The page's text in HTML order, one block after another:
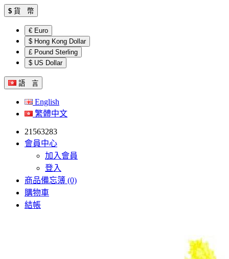
$ 貨 幣
€ Euro
$ Hong Kong Dollar
£ Pound Sterling
$ US Dollar
語 言
English
繁體中文
21563283
會員中心
加入會員
登入
商品備忘簿 (0)
購物車
結帳